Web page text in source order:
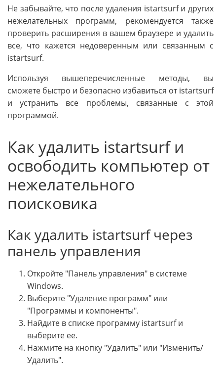
Не забывайте, что после удаления istartsurf и других
нежелательных программ, рекомендуется также
проверить расширения в вашем браузере и удалить
все, что кажется недоверенным или связанным с
istartsurf.
Используя вышеперечисленные методы, вы
сможете быстро и безопасно избавиться от istartsurf
и устранить все проблемы, связанные с этой
программой.
Как удалить istartsurf и
освободить компьютер от
нежелательного
поисковика
Как удалить istartsurf через
панель управления
Откройте "Панель управления" в системе
Windows.
Выберите "Удаление программ" или
"Программы и компоненты".
Найдите в списке программу istartsurf и
выберите ее.
Нажмите на кнопку "Удалить" или "Изменить/
Удалить".